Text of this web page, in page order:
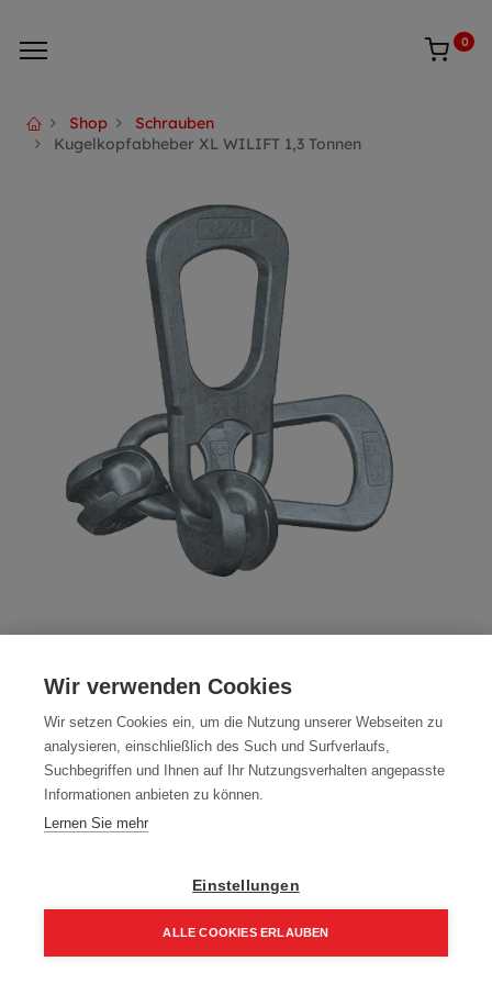
0
Shop
Schrauben
Kugelkopfabheber XL WILIFT 1,3 Tonnen
Tonnen
Artikelnummer:60804
Kugelkopfabheber XL WILIFT 1,3 Tonnen, 1Stück
96,46€ 137,80€
115,75 € inkl. Mwst
Wir verwenden Cookies
Wir setzen Cookies ein, um die Nutzung unserer Webseiten zu
analysieren, einschließlich des Such und Surfverlaufs,
Suchbegriffen und Ihnen auf Ihr Nutzungsverhalten angepasste
Informationen anbieten zu können.
Lernen Sie mehr
Einstellungen
ALLE COOKIES ERLAUBEN